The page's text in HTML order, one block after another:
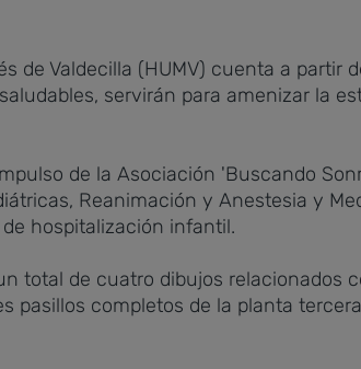
de Valdecilla (HUMV) cuenta a partir
servirán para amenizar la
de la Asociación 'Buscando
Reanimación y Anestesia y
hospitalización infantil.
total de cuatro dibujos relacionados
completos de la planta